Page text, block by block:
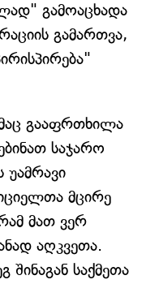
გამოაცხადა
გამართვა,
გააფრთხილა
საჯარო
უამრავი
მცირე
მათ ვერ
აღკვეთა.
საქმეთა